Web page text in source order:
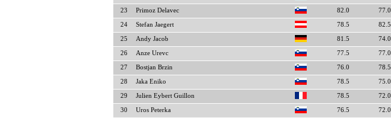
23 Primoz Delavec 82.0 77.0
24 Stefan Jaegert 78.5 82.5
25 Andy Jacob 81.5 74.0
26 Anze Urevc 77.5 77.0
27 Bostjan Brzin 76.0 78.5
28 Jaka Eniko 78.5 75.0
29 Julien Eybert Guillon 78.5 72.0
30 Uros Peterka 76.5 72.0